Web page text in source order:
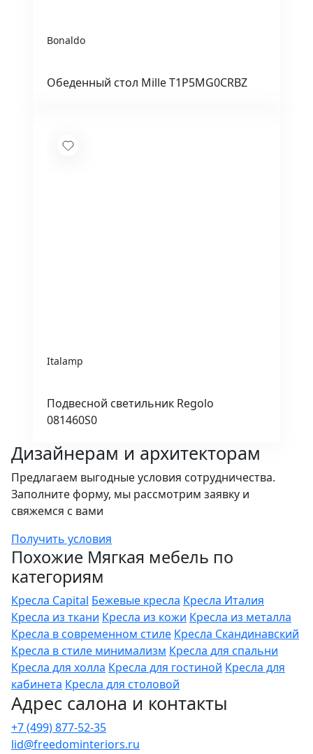
Bonaldo
Обеденный стол Mille T1P5MG0CRBZ
Italamp
Подвесной светильник Regolo
081460S0
Дизайнерам и архитекторам
Предлагаем выгодные условия сотрудничества.
Заполните форму, мы рассмотрим заявку и
свяжемся с вами
Получить условия
Похожие Мягкая мебель по
категориям
Кресла Capital Бежевые кресла Кресла Италия
Кресла из ткани Кресла из кожи Кресла из металла
Кресла в современном стиле Кресла Скандинавский
Кресла в стиле минимализм Кресла для спальни
Кресла для холла Кресла для гостиной Кресла для
кабинета Кресла для столовой
Адрес салона и контакты
+7 (499) 877-52-35
lid@freedominteriors.ru